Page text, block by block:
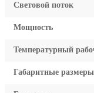
Световой поток
Мощность
Температурный
Габаритные размеры